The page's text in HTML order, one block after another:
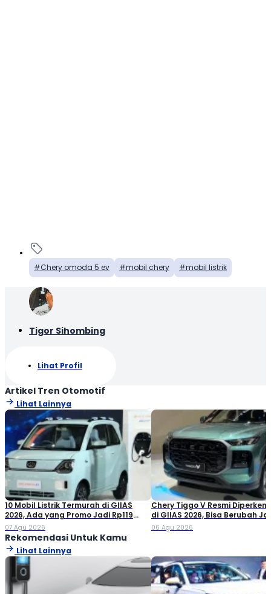
Chery omoda 5 ev mobil chery mobil listrik
Tigor Sihombing
Lihat Profil
Artikel Tren Otomotif
Lihat Lainnya
10 Mobil Listrik Termurah di GIIAS
2026, Ada yang Promo Jadi Rp119
Jutaan!
07 Agu 2026
Chery Tiggo V Resmi
di GIIAS 2026, Bisa Berubah
Double Cabin
06 Agu 2026
Rekomendasi Untuk Kamu
Lihat Lainnya